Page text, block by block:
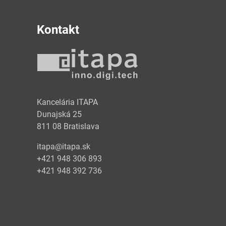
Kontakt
Kancelária ITAPA
Dunajská 25
811 08 Bratislava
itapa@itapa.sk
+421 948 306 893
+421 948 392 736